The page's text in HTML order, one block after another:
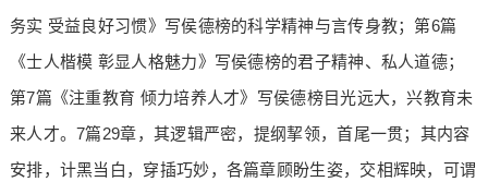
务实 受益良好习惯》写侯德榜的科学精神与言传身教；第6篇
《士人楷模 彰显人格魅力》写侯德榜的君子精神、私人道德；
第7篇《注重教育 倾力培养人才》写侯德榜目光远大，兴教育未
来人才。7篇29章，其逻辑严密，提纲挈领，首尾一贯；其内容
安排，计黑当白，穿插巧妙，各篇章顾盼生姿，交相辉映，可谓